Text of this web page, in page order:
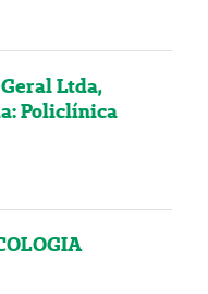
Ltda,
Policlínica